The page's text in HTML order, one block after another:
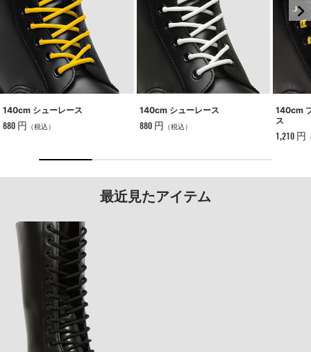
140cm シューレース
880 円 （税込）
140cm シューレース
880 円 （税込）
140cm
ス
1,210 円
最近見たアイテム